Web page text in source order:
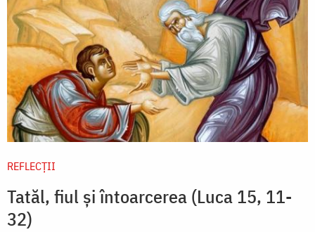
REFLECȚII
Tatăl, fiul și întoarcerea (Luca 15, 11-
32)